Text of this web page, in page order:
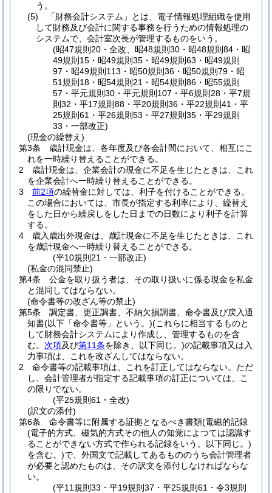
う。
(5)
「財務会計システム」とは、電子情報処理組織を使用
して財務及び会計に関する事務を行うための情報処理の
システムで、会計室次長が管理するものをいう。
(昭47規則20・全改、昭48規則30・昭48規則84・昭
49規則15・昭49規則35・昭49規則63・昭49規則
97・昭49規則113・昭50規則36・昭50規則79・昭
51規則18・昭54規則21・昭54規則86・昭55規則
57・平元規則30・平元規則107・平6規則28・平7規
則32・平17規則88・平20規則36・平22規則41・平
25規則61・平26規則53・平27規則35・平29規則
33・一部改正)
(現金の繰替え)
第3条
歳計現金は、各年度及び各会計間において、相互にこ
れを一時繰り替えることができる。
2
歳計現金は、企業会計の現金に不足を生じたときは、これ
を企業会計へ一時繰り替えることができる。
3
前2項の繰替金に対しては、利子を付けることができる。
この場合においては、市長が指定する利率により、繰替え
をした日から繰戻しをした日までの日数により利子を計算
する。
4
歳入歳出外現金は、歳計現金に不足を生じたときは、これ
を歳計現金へ一時繰り替えることができる。
(平10規則21・一部改正)
(私金の混同禁止)
第4条
公金を取り扱う者は、その取り扱いに係る現金を私金
と混同してはならない。
(命令書等の改ざん等の禁止)
第5条
調定書、更正調書、不納欠損調書、命令書及び戻入通
知書(以下「命令書等」という。)(これらに相当するものと
して財務会計システムにより作成し、管理するものを含
む。 次項及び第11条を除き、以下同じ。)の記載事項又は入
力事項は、これを改ざんしてはならない。
2
命令書等の記載事項は、これを訂正してはならない。 ただ
し、会計管理者が指定する記載事項の訂正については、こ
の限りでない。
(平25規則61・全改)
(訳文の添付)
第6条
命令書等に附属する証拠となるべき書類(電磁的記録
(電子的方式、磁気的方式その他人の知覚によつては認識す
ることができない方式で作られる記録をいう。以下同じ。)
を含む。)で、外国文で記載してあるもののうち会計管理者
が必要と認めたものは、その訳文を添付しなければならな
い。
(平11規則33・平19規則37・平25規則61・令3規則